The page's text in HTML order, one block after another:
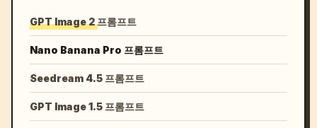
GPT Image 2 프롬프트
Nano Banana Pro 프롬프트
Seedream 4.5 프롬프트
GPT Image 1.5 프롬프트